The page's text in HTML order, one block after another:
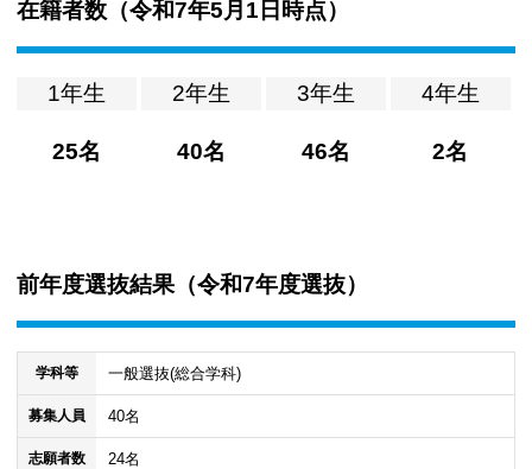
在籍者数（令和7年5月1日時点）
1年生
25名
2年生
40名
3年生
46名
4年生
2名
前年度選抜結果（令和7年度選抜）
学科等 一般選抜(総合学科)
募集人員 40名
志願者数 24名